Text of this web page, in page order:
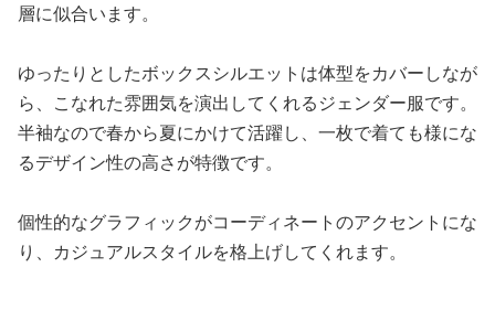
層に似合います。
ゆったりとしたボックスシルエットは体型をカバーしなが
ら、こなれた雰囲気を演出してくれるジェンダー服です。
半袖なので春から夏にかけて活躍し、一枚で着ても様にな
るデザイン性の高さが特徴です。
個性的なグラフィックがコーディネートのアクセントにな
り、カジュアルスタイルを格上げしてくれます。